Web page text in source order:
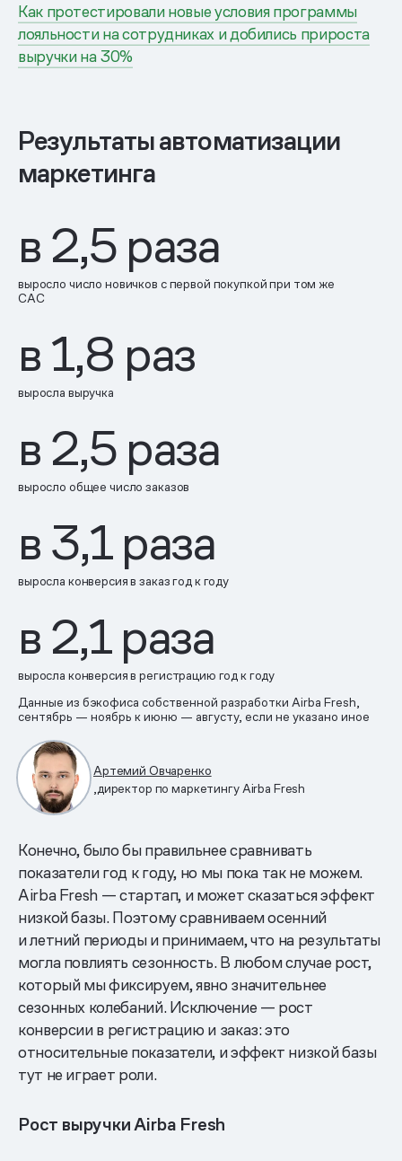
Как протестировали новые условия программы
лояльности на сотрудниках и добились прироста
выручки на 30%
Результаты автоматизации
маркетинга
в 2,5 раза
выросло число новичков с первой покупкой при том же
CAC
в 1,8 раз
выросла выручка
в 2,5 раза
выросло общее число заказов
в 3,1 раза
выросла конверсия в заказ год к году
в 2,1 раза
выросла конверсия в регистрацию год к году
Данные из бэкофиса собственной разработки Airba Fresh,
сентябрь — ноябрь к июню — августу, если не указано иное
Артемий Овчаренко
,директор по маркетингу Airba Fresh
Конечно, было бы правильнее сравнивать
показатели год к году, но мы пока так не можем.
Airba Fresh — стартап, и может сказаться эффект
низкой базы. Поэтому сравниваем осенний
и летний периоды и принимаем, что на результаты
могла повлиять сезонность. В любом случае рост,
который мы фиксируем, явно значительнее
сезонных колебаний. Исключение — рост
конверсии в регистрацию и заказ: это
относительные показатели, и эффект низкой базы
тут не играет роли.
Рост выручки Airba Fresh